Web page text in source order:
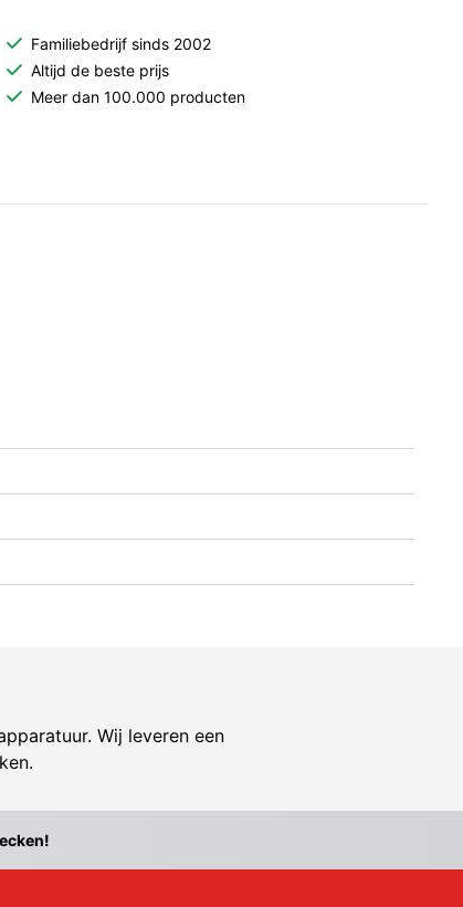
Familiebedrijf sinds 2002
Altijd de beste prijs
Meer dan 100.000 producten
Wij leveren een